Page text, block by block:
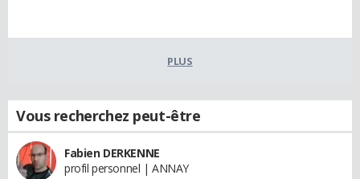
PLUS
Vous recherchez peut-être
Fabien DERKENNE
profil personnel | ANNAY